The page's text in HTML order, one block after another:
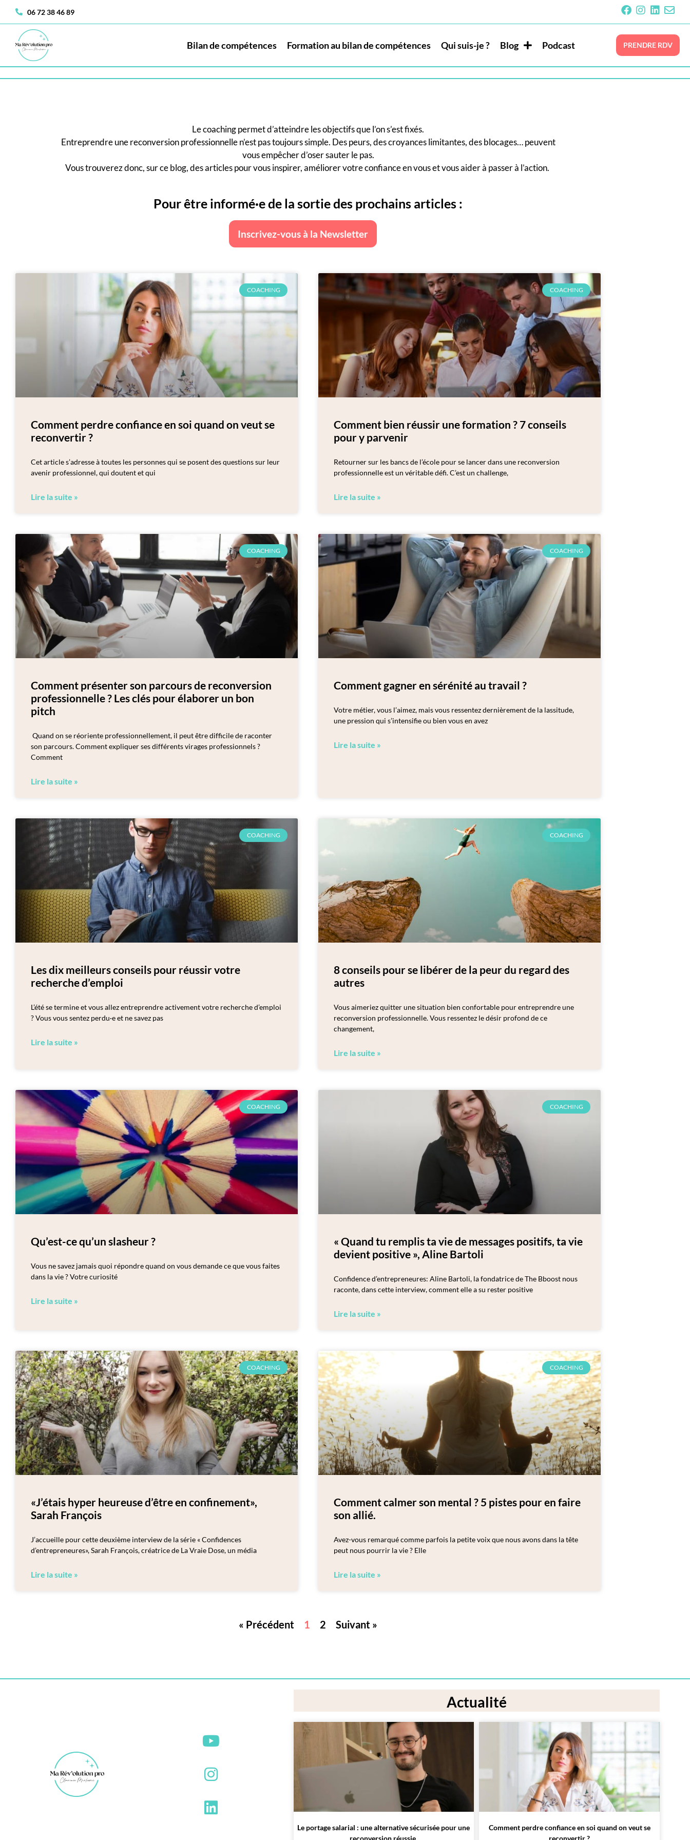
06 72 38 46 89
Bilan de compétences Formation au bilan de compétences Qui suis-je ? Blog Podcast PRENDRE RDV
Le coaching permet d’atteindre les objectifs que l’on s’est fixés.
Entreprendre une reconversion professionnelle n’est pas toujours simple. Des peurs, des croyances limitantes, des blocages… peuvent
vous empêcher d’oser sauter le pas.
Vous trouverez donc, sur ce blog, des articles pour vous inspirer, améliorer votre confiance en vous et vous aider à passer à l’action.
Pour être informé·e de la sortie des prochains articles :
Inscrivez-vous à la Newsletter
COACHING
Comment perdre confiance en soi quand on veut se
reconvertir ?
Cet article s’adresse à toutes les personnes qui se posent des questions sur leur
avenir professionnel, qui doutent et qui
Lire la suite »
COACHING
Comment bien réussir une formation ? 7 conseils
pour y parvenir
Retourner sur les bancs de l’école pour se lancer dans une reconversion
professionnelle est un véritable défi. C’est un challenge,
Lire la suite »
COACHING
Comment présenter son parcours de reconversion
professionnelle ? Les clés pour élaborer un bon
pitch
Quand on se réoriente professionnellement, il peut être difficile de raconter
son parcours. Comment expliquer ses différents virages professionnels ?
Comment
Lire la suite »
COACHING
Comment gagner en sérénité au travail ?
Votre métier, vous l’aimez, mais vous ressentez dernièrement de la lassitude,
une pression qui s’intensifie ou bien vous en avez
Lire la suite »
COACHING
Les dix meilleurs conseils pour réussir votre
recherche d’emploi
L’été se termine et vous allez entreprendre activement votre recherche d’emploi
? Vous vous sentez perdu·e et ne savez pas
Lire la suite »
COACHING
8 conseils pour se libérer de la peur du regard des
autres
Vous aimeriez quitter une situation bien confortable pour entreprendre une
reconversion professionnelle. Vous ressentez le désir profond de ce
changement,
Lire la suite »
COACHING
Qu’est-ce qu’un slasheur ?
Vous ne savez jamais quoi répondre quand on vous demande ce que vous faites
dans la vie ? Votre curiosité
Lire la suite »
COACHING
« Quand tu remplis ta vie de messages positifs, ta vie
devient positive », Aline Bartoli
Confidence d’entrepreneures: Aline Bartoli, la fondatrice de The Bboost nous
raconte, dans cette interview, comment elle a su rester positive
Lire la suite »
COACHING
«J’étais hyper heureuse d’être en confinement»,
Sarah François
J’accueille pour cette deuxième interview de la série « Confidences
d’entrepreneures», Sarah François, créatrice de La Vraie Dose, un média
Lire la suite »
COACHING
Comment calmer son mental ? 5 pistes pour en faire
son allié.
Avez-vous remarqué comme parfois la petite voix que nous avons dans la tête
peut nous pourrir la vie ? Elle
Lire la suite »
« Précédent 1 2 Suivant »
Actualité
Le portage salarial : une alternative sécurisée pour une
Comment perdre confiance en soi quand on veut se